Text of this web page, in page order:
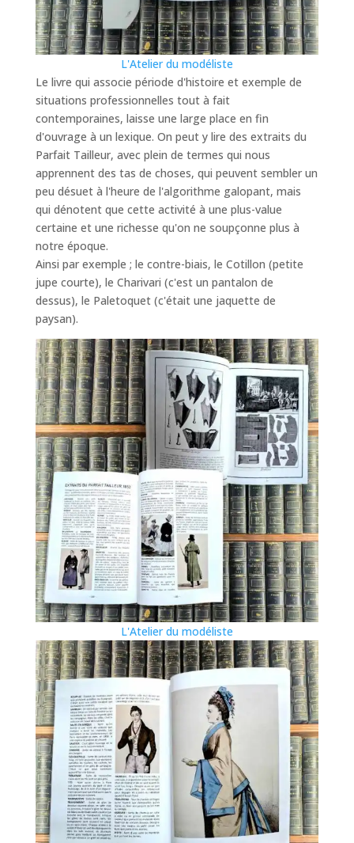
L'Atelier du modéliste
Le livre qui associe période d'histoire et exemple de
situations professionnelles tout à fait
contemporaines, laisse une large place en fin
d'ouvrage à un lexique. On peut y lire des extraits du
Parfait Tailleur, avec plein de termes qui nous
apprennent des tas de choses, qui peuvent sembler un
peu désuet à l'heure de l'algorithme galopant, mais
qui dénotent que cette activité à une plus-value
certaine et une richesse qu'on ne soupçonne plus à
notre époque.
Ainsi par exemple ; le contre-biais, le Cotillon (petite
jupe courte), le Charivari (c'est un pantalon de
dessus), le Paletoquet (c'était une jaquette de
paysan).
L'Atelier du modéliste